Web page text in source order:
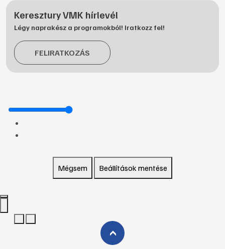
Keresztury VMK hírlevél
Légy naprakész a programokból! Iratkozz fel!
FELIRATKOZÁS
Mégsem Beállítások mentése
›